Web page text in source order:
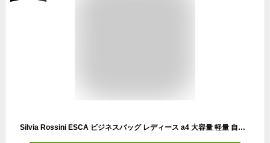
Silvia Rossini ESCA ビジネスバッグ レディース a4 大容量 軽量 自立 底鋲付き ビジネストートバッグ ナイロン 就活 バッグ レディース 出張 面接 通勤 シンプル 大きめ 軽い ペットボトルホルダー 無地 黒 ブラック グレー ピンク 2500100 2500141 2500151 送料無料